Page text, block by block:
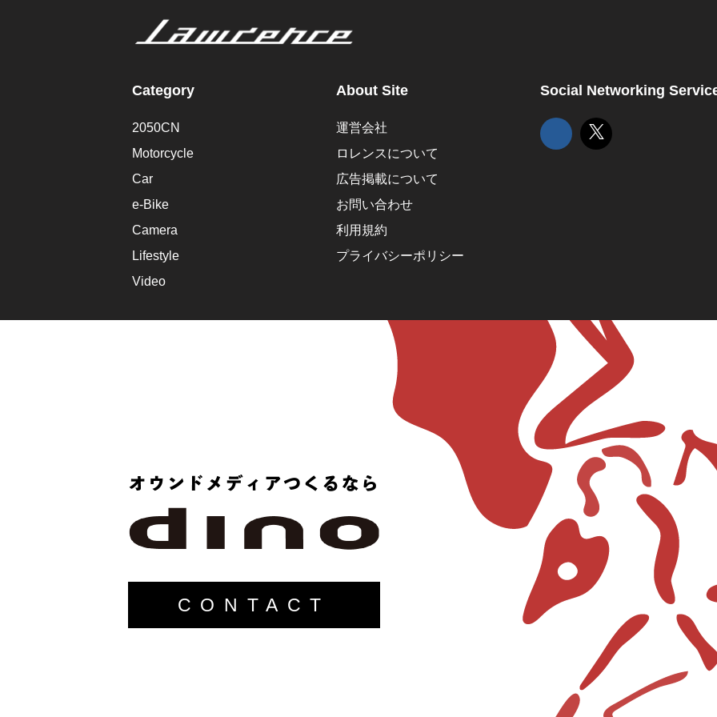
Category
2050CN
Motorcycle
Car
e-Bike
Camera
Lifestyle
Video
About Site
運営会社
ロレンスについて
広告掲載について
お問い合わせ
利用規約
プライバシーポリシー
Social Networking
CONTACT